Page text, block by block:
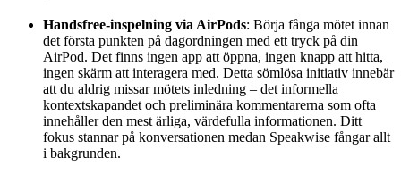
Handsfree-inspelning via AirPods: Börja fånga mötet innan
det första punkten på dagordningen med ett tryck på din
AirPod. Det finns ingen app att öppna, ingen knapp att hitta,
ingen skärm att interagera med. Detta sömlösa initiativ innebär
att du aldrig missar mötets inledning – det informella
kontextskapandet och preliminära kommentarerna som ofta
innehåller den mest ärliga, värdefulla informationen. Ditt
fokus stannar på konversationen medan Speakwise fångar allt
i bakgrunden.